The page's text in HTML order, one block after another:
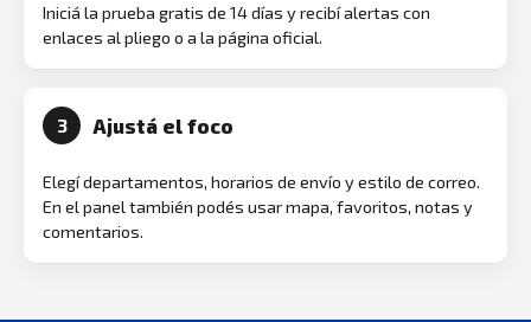
Iniciá la prueba gratis de 14 días y recibí alertas con
enlaces al pliego o a la página oficial.
3 Ajustá el foco
Elegí departamentos, horarios de envío y estilo de correo.
En el panel también podés usar mapa, favoritos, notas y
comentarios.